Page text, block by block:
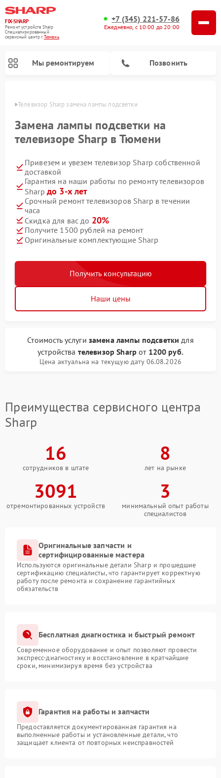
FIX-SHARP
Ремонт устройств Sharp
Специализированный
cервисный центр г.Тюмень
+7 (345) 221-57-86
Ежедневно, с 10:00 до 20:00
Мы ремонтируем Позвонить
Телевизор Sharp замена лампы подсветки
Замена лампы подсветки на
телевизоре Sharp в Тюмени
Привезем и увезем телевизор Sharp собственной
доставкой
Гарантия на наши работы по ремонту телевизоров
Sharp до 3-х лет
Срочный ремонт телевизоров Sharp в течении
часа
Скидка для вас до 20%
Получите 1500 рублей на ремонт
Оригинальные комплектующие Sharp
Получить консультацию
Наши цены
Стоимость услуги замена лампы подсветки для
устройства телевизор Sharp от 1200 руб.
Цена актуальна на текущую дату 06.08.2026
Преимущества сервисного центра
Sharp
16
сотрудников в штате
8
лет на рынке
3091
отремонтированных устройств
3
минимальный опыт работы
специалистов
Оригинальные запчасти и
сертифицированные мастера
Используются оригинальные детали Sharp и прошедшие
сертификацию специалисты, что гарантирует корректную
работу после ремонта и сохранение гарантийных
обязательств
Бесплатная диагностика и быстрый ремонт
Современное оборудование и опыт позволяют провести
экспресс-диагностику и восстановление в кратчайшие
сроки, минимизируя время без устройства
Гарантия на работы и запчасти
Предоставляется документированная гарантия на
выполненные работы и установленные детали, что
защищает клиента от повторных неисправностей